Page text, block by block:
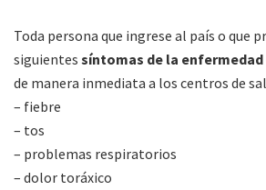
Toda persona que ingrese al país o que
siguientes síntomas de la enfermedad
de manera inmediata a los centros de
– fiebre
– tos
– problemas respiratorios
– dolor toráxico